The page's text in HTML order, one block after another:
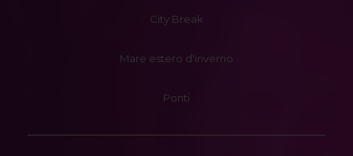
City Break
Mare estero d'inverno
Ponti